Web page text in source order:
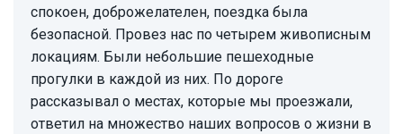
спокоен, доброжелателен, поездка была
безопасной. Провез нас по четырем живописным
локациям. Были небольшие пешеходные
прогулки в каждой из них. По дороге
рассказывал о местах, которые мы проезжали,
ответил на множество наших вопросов о жизни в